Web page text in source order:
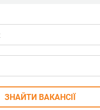
ЗНАЙТИ ВАКАНСІЇ